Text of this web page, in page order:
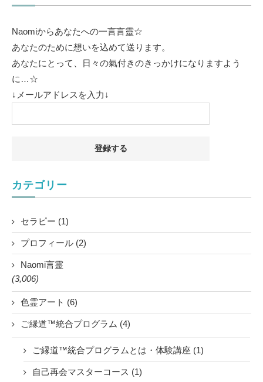
Naomiからあなたへの一言言靈☆
あなたのために想いを込めて送ります。
あなたにとって、日々の氣付きのきっかけになりますよう
に…☆
↓メールアドレスを入力↓
カテゴリー
セラピー (1)
プロフィール (2)
Naomi言霊
(3,006)
色霊アート (6)
ご縁道™統合プログラム (4)
ご縁道™統合プログラムとは・体験講座 (1)
自己再会マスターコース (1)